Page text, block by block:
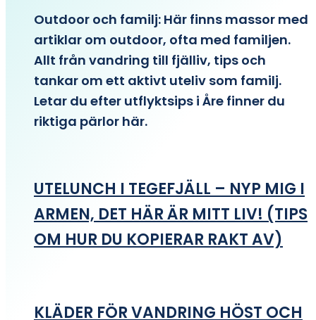
Outdoor och familj: Här finns massor med
artiklar om outdoor, ofta med familjen.
Allt från vandring till fjälliv, tips och
tankar om ett aktivt uteliv som familj.
Letar du efter utflyktsips i Åre finner du
riktiga pärlor här.
UTELUNCH I TEGEFJÄLL – NYP MIG I
ARMEN, DET HÄR ÄR MITT LIV! (TIPS
OM HUR DU KOPIERAR RAKT AV)
KLÄDER FÖR VANDRING HÖST OCH